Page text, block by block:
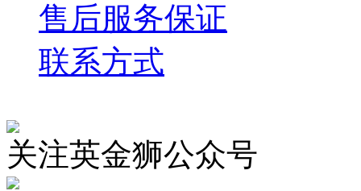
售后服务保证
联系方式
关注英金狮公众号